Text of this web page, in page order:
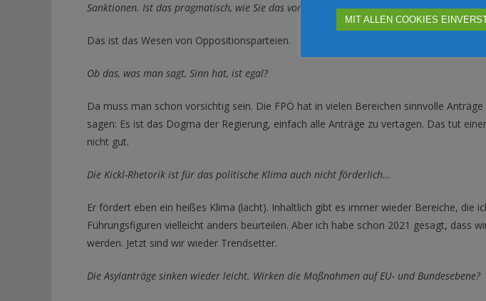
Sanktionen. Ist das pragmatisch, wie Sie das vorhin nannten?
Das ist das Wesen von Oppositionsparteien.
Ob das, was man sagt, Sinn hat, ist egal?
Da muss man schon vorsichtig sein. Die FPÖ hat in vielen Bereichen sinnvolle
sagen: Es ist das Dogma der Regierung, einfach alle Anträge zu vertagen. Das tut
nicht gut.
Die Kickl-Rhetorik ist für das politische Klima auch nicht förderlich…
Er fördert eben ein heißes Klima (lacht). Inhaltlich gibt es immer wieder Bereiche, die
Führungsfiguren vielleicht anders beurteilen. Aber ich habe schon 2021 gesagt, dass
werden. Jetzt sind wir wieder Trendsetter.
Die Asylanträge sinken wieder leicht. Wirken die Maßnahmen auf EU- und Bundesebene?
MIT ALLEN COOKIES